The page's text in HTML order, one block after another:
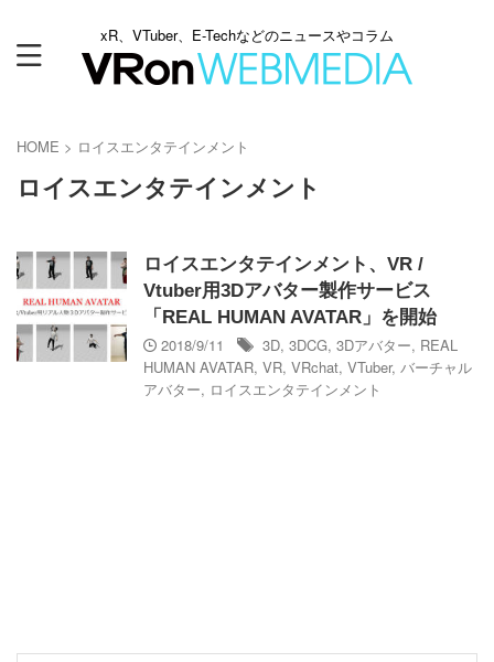
xR、VTuber、E-Techなどのニュースやコラム
HOME > ロイスエンタテインメント
ロイスエンタテインメント
ロイスエンタテインメント、VR /
Vtuber用3Dアバター製作サービス
「REAL HUMAN AVATAR」を開始
2018/9/11
3D, 3DCG, 3Dアバター, REAL
HUMAN AVATAR, VR, VRchat, VTuber, バーチャル
アバター, ロイスエンタテインメント